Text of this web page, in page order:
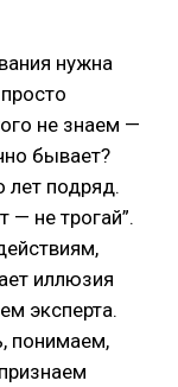
нужна
не знаем —
бывает?
лет подряд.
— не трогай”.
иллюзия
эксперта.
понимаем,